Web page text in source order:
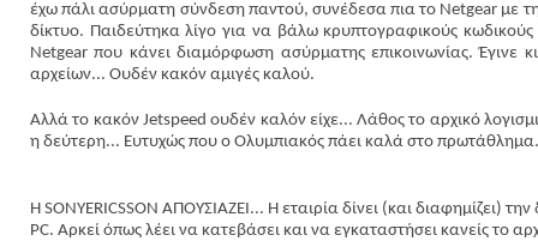
έχω πάλι ασύρματη σύνδεση παντού, συνέδεσα πια το Netgear με
δίκτυο. Παιδεύτηκα λίγο για να βάλω κρυπτογραφικούς
Netgear που κάνει διαμόρφωση ασύρματης επικοινωνίας.
αρχείων... Ουδέν κακόν αμιγές καλού.
Αλλά το κακόν Jetspeed ουδέν καλόν είχε... Λάθος το αρχικό
η δεύτερη... Ευτυχώς που ο Ολυμπιακός πάει καλά στο πρωτάθλημα.
Η SONYERICSSON ΑΠΟΥΣΙΑΖΕΙ... Η εταιρία δίνει (και διαφημίζει)
PC. Αρκεί όπως λέει να κατεβάσει και να εγκαταστήσει κανείς